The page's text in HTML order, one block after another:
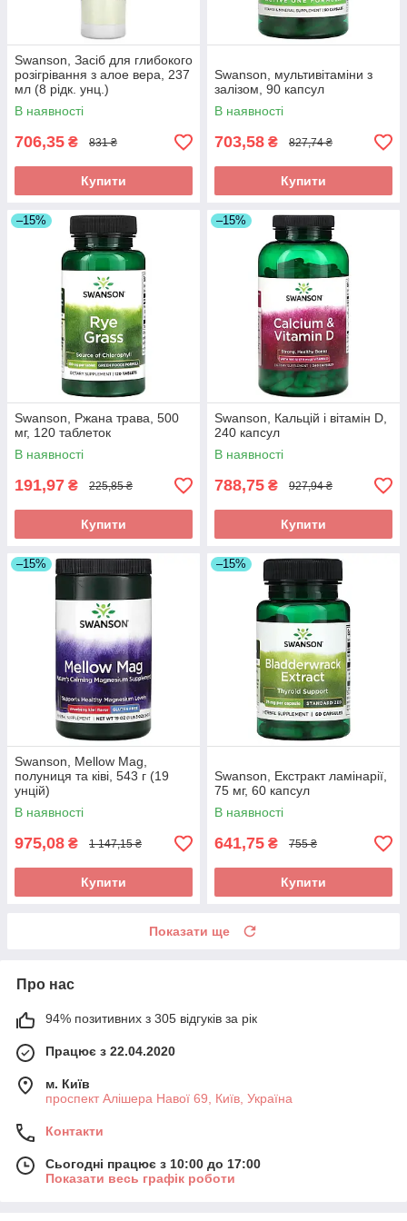
Swanson, Засіб для глибокого
розігрівання з алое вера, 237
мл (8 рідк. унц.)
В наявності
706,35 ₴ 831 ₴
Купити
Swanson, мультивітаміни з
залізом, 90 капсул
В наявності
703,58 ₴ 827,74 ₴
Купити
–15%
Swanson, Ржана трава, 500
мг, 120 таблеток
В наявності
191,97 ₴ 225,85 ₴
Купити
–15%
Swanson, Кальцій і вітамін D,
240 капсул
В наявності
788,75 ₴ 927,94 ₴
Купити
–15%
Swanson, Mellow Mag,
полуниця та ківі, 543 г (19
унцій)
В наявності
975,08 ₴ 1 147,15 ₴
Купити
–15%
Swanson, Екстракт ламінарії,
75 мг, 60 капсул
В наявності
641,75 ₴ 755 ₴
Купити
Показати ще
Про нас
94% позитивних з 305 відгуків за рік
Працює з 22.04.2020
м. Київ
проспект Алішера Навої 69, Київ, Україна
Контакти
Сьогодні працює з 10:00 до 17:00
Показати весь графік роботи